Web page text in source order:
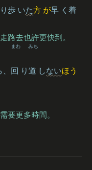
歩 いた方 が早 く 着
路去也許更快到。
回
まわ
り 道
みち
しないほう
要更多時間。